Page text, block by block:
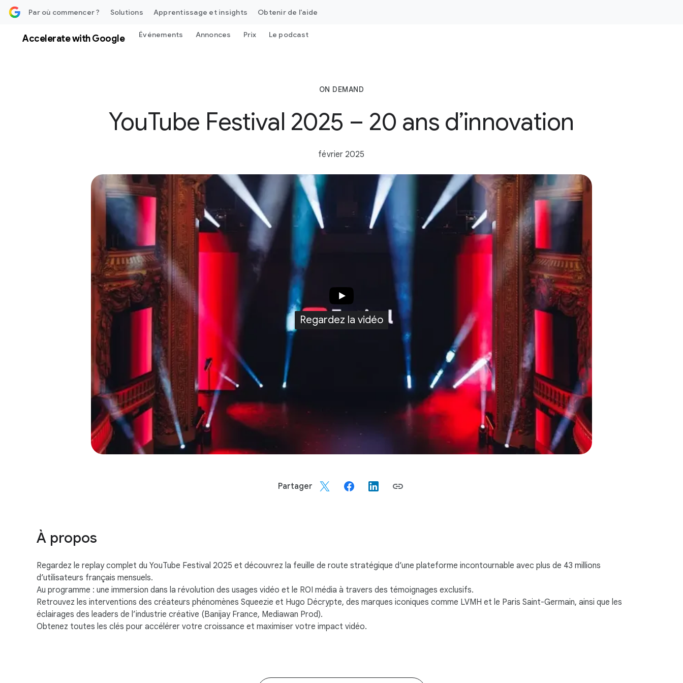
contenuPar où commencer ? Solutions Apprentissage et insights Obtenir de l'aide
Accelerate with Google Événements Annonces Prix Le podcast
ON DEMAND
YouTube Festival 2025 – 20 ans d’innovation
février 2025
Regardez la vidéo
l
o
d
u
l
e
Partager
À propos
Regardez le replay complet du YouTube Festival 2025 et découvrez la feuille de route stratégique d’une plateforme incontournable avec plus de 43 millions
d’utilisateurs français mensuels.
Au programme : une immersion dans la révolution des usages vidéo et le ROI média à travers des témoignages exclusifs.
Retrouvez les interventions des créateurs phénomènes Squeezie et Hugo Décrypte, des marques iconiques comme LVMH et le Paris Saint-Germain, ainsi que les
éclairages des leaders de l’industrie créative (Banijay France, Mediawan Prod).
Obtenez toutes les clés pour accélérer votre croissance et maximiser votre impact vidéo.